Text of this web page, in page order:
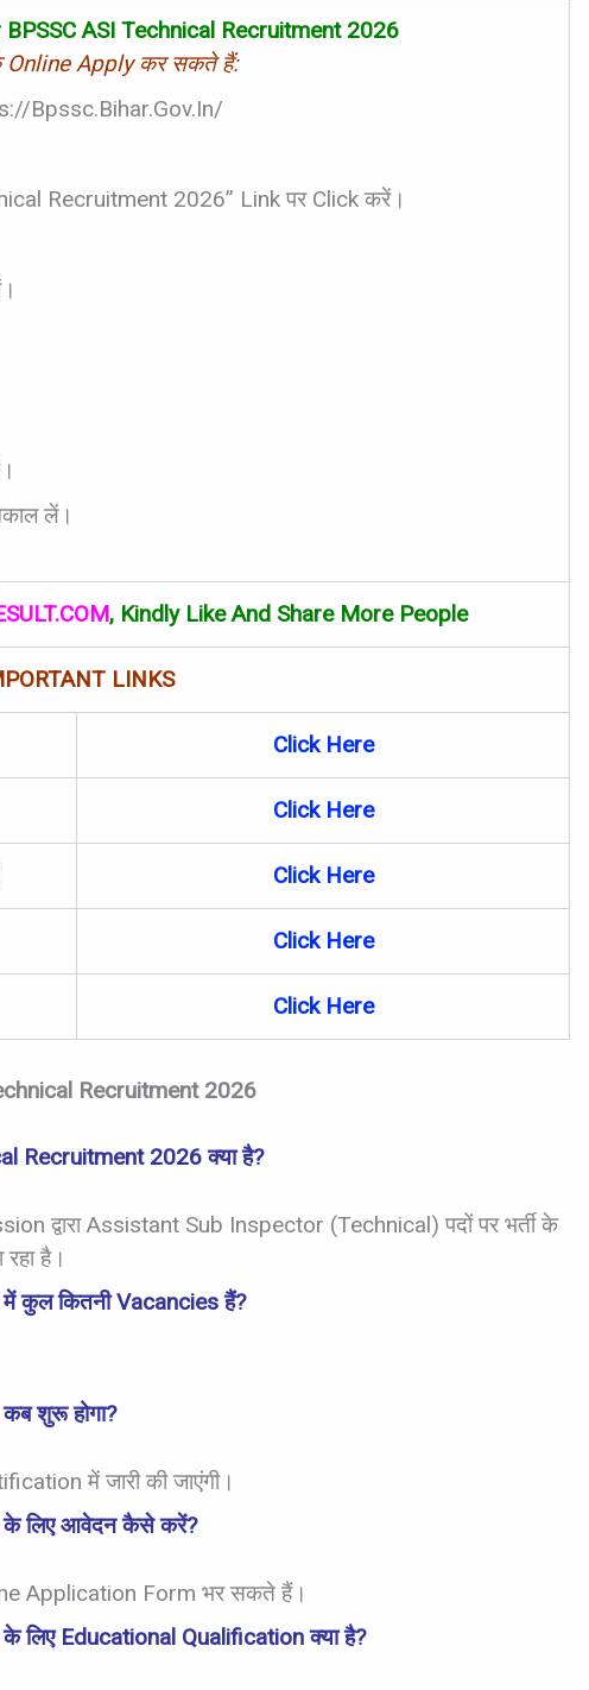
ASI Technical Recruitment 2026
Online Apply कर सकते हैं:
bpssc.bihar.gov.in/
Recruitment 2026” Link पर Click करें।
लें।
, Kindly Like And Share More People
LINKS
Click Here
Click Here
Click Here
Click Here
Click Here
Recruitment 2026
Recruitment 2026 क्या है?
द्वारा Assistant Sub Inspector (Technical) पदों पर भर्ती के
है।
कुल कितनी Vacancies हैं?
शुरू होगा?
में जारी की जाएंगी।
के लिए आवेदन कैसे करें?
Application Form भर सकते हैं।
लिए Educational Qualification क्या है?